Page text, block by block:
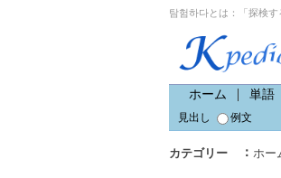
탐험하다とは：「探検す
ホーム 単語
見出し
例文
カテゴリー ： ホー